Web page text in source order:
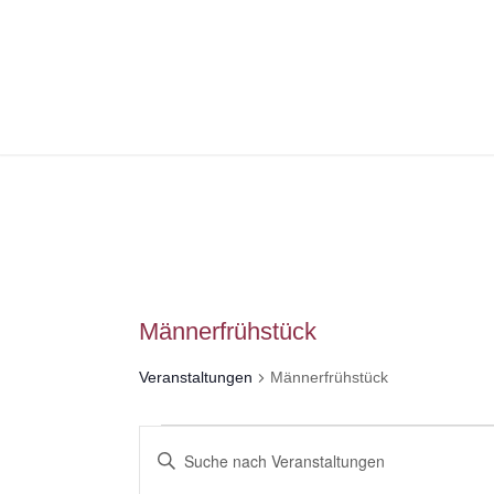
Männerfrühstück
Veranstaltungen Männerfrühstück
für
Suche
Bitte